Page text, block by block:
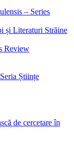
– Series
și Literaturi Străine
Review
Științe
de cercetare în